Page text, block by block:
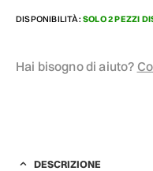
DISPONIBILITÀ: SOLO 2 PEZZI
Hai bisogno di aiuto?
DESCRIZIONE